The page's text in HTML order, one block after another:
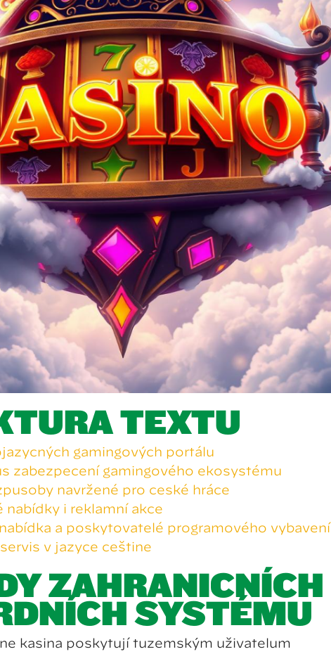
TEXTU
gamingových portálů
zabezpečení gamingového ekosystému
navržené pro české hráče
nabídky i reklamní akce
a poskytovatelé programového vybavení
v jazyce češtině
ZAHRANIČNÍCH
SYSTÉMŮ
kasina poskytují tuzemským uživatelům